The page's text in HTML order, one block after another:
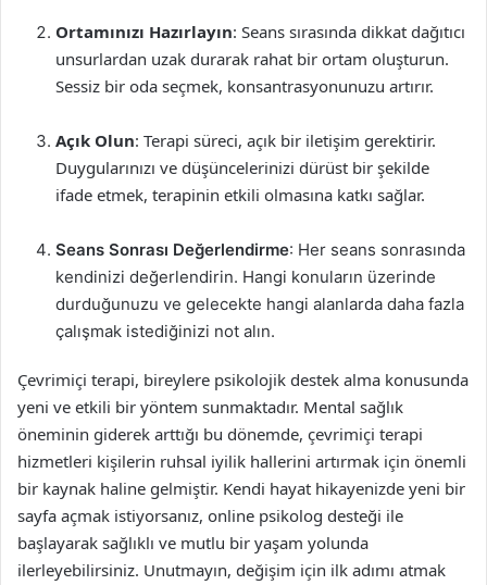
Ortamınızı Hazırlayın: Seans sırasında dikkat dağıtıcı
unsurlardan uzak durarak rahat bir ortam oluşturun.
Sessiz bir oda seçmek, konsantrasyonunuzu artırır.
Açık Olun: Terapi süreci, açık bir iletişim gerektirir.
Duygularınızı ve düşüncelerinizi dürüst bir şekilde
ifade etmek, terapinin etkili olmasına katkı sağlar.
Seans Sonrası Değerlendirme: Her seans sonrasında
kendinizi değerlendirin. Hangi konuların üzerinde
durduğunuzu ve gelecekte hangi alanlarda daha fazla
çalışmak istediğinizi not alın.
Çevrimiçi terapi, bireylere psikolojik destek alma konusunda
yeni ve etkili bir yöntem sunmaktadır. Mental sağlık
öneminin giderek arttığı bu dönemde, çevrimiçi terapi
hizmetleri kişilerin ruhsal iyilik hallerini artırmak için önemli
bir kaynak haline gelmiştir. Kendi hayat hikayenizde yeni bir
sayfa açmak istiyorsanız, online psikolog desteği ile
başlayarak sağlıklı ve mutlu bir yaşam yolunda
ilerleyebilirsiniz. Unutmayın, değişim için ilk adımı atmak